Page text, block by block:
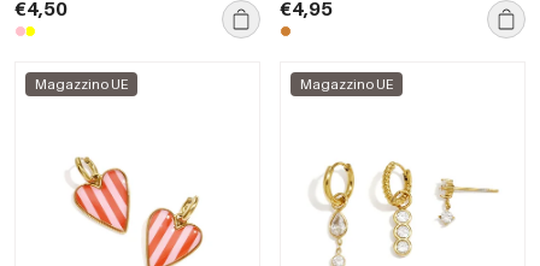
€4,50 €4,95
Magazzino UE Magazzino UE